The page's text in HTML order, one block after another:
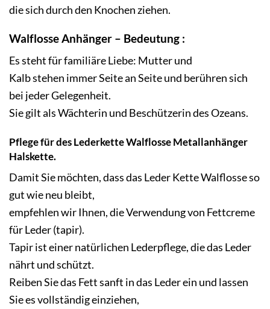
die sich durch den Knochen ziehen.
Walflosse Anhänger – Bedeutung :
Es steht für familiäre Liebe: Mutter und
Kalb stehen immer Seite an Seite und berühren sich
bei jeder Gelegenheit.
Sie gilt als Wächterin und Beschützerin des Ozeans.
Pflege für des Lederkette Walflosse Metallanhänger
Halskette.
Damit Sie möchten, dass das Leder Kette Walflosse so
gut wie neu bleibt,
empfehlen wir Ihnen, die Verwendung von Fettcreme
für Leder (tapir).
Tapir ist einer natürlichen Lederpflege, die das Leder
nährt und schützt.
Reiben Sie das Fett sanft in das Leder ein und lassen
Sie es vollständig einziehen,